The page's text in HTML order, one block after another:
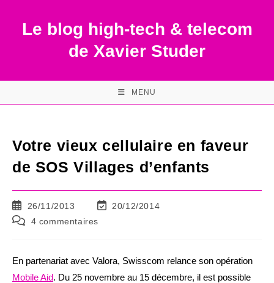
contentLe blog high-tech & telecom
de Xavier Studer
MENU
Votre vieux cellulaire en faveur
de SOS Villages d’enfants
Publication
publiée :
26/11/2013
Dernière
20/12/2014
Commentaires
4 commentaires
En partenariat avec Valora, Swisscom relance son opération
Mobile Aid. Du 25 novembre au 15 décembre, il est possible